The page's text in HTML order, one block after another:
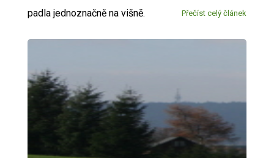
padla jednoznačně na višně.
Přečíst celý článek